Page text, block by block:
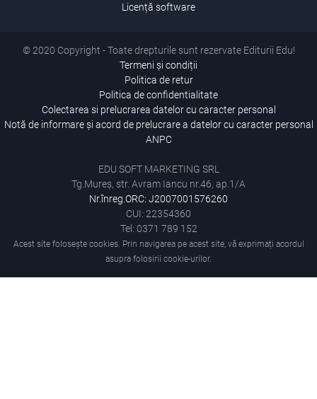
Licență software
© 2020 Copyright - Toate drepturile sunt rezervate Editurii Edu!
Termeni și condiții
Politica de retur
Politica de confidentialitate
Colectarea si prelucrarea datelor cu caracter personal
Notă de informare și acord de prelucrare a datelor cu caracter personal
ANPC
EDU SOFT MARKETING SRL
Tg.Mureș, str. Avram Iancu nr.46, ap.1/A
Nr.înreg.ORC: J2007001576260
CUI: 22354360
Tel: 0371 789 152
Acest site folosește cookies. Prin navigarea pe acest site, vă exprimați acordul
asupra folosirii cookie-urilor.